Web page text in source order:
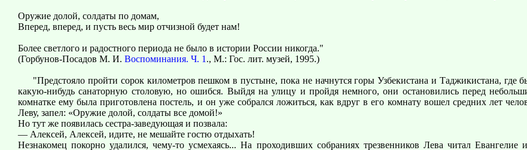
Оружие долой, солдаты по домам,
Вперед, вперед, и пусть весь мир отчизной будет нам!
Более светлого и радостного периода не было в истории России никогда."
(Горбунов-Посадов М. И. Воспоминания. Ч. 1 ., М.: Гос. лит. музей, 1995.)
"Предстояло пройти сорок километров пешком в пустыне, пока не начнутся горы Узбекистана и Таджикистана, где
какую-нибудь санаторную столовую, но ошибся. Выйдя на улицу и пройдя немного, они остановились перед
комнатке ему была приготовлена постель, и он уже собрался ложиться, как вдруг в его комнату вошел средних лет
Леву, запел: «Оружие долой, солдаты все домой!»
Но тут же появилась сестра-заведующая и позвала:
— Алексей, Алексей, идите, не мешайте гостю отдыхать!
Незнакомец покорно удалился, чему-то усмехаясь... На проходивших собраниях трезвенников Лева читал